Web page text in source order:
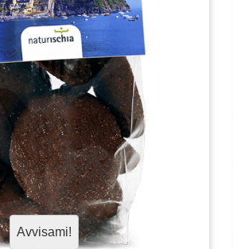
Avvisami!